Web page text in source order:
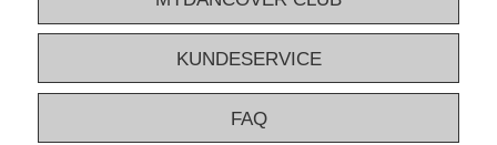
KUNDESERVICE
FAQ